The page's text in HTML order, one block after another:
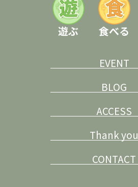
遊ぶ 食べる
EVENT
BLOG
ACCESS
Thank you
CONTACT